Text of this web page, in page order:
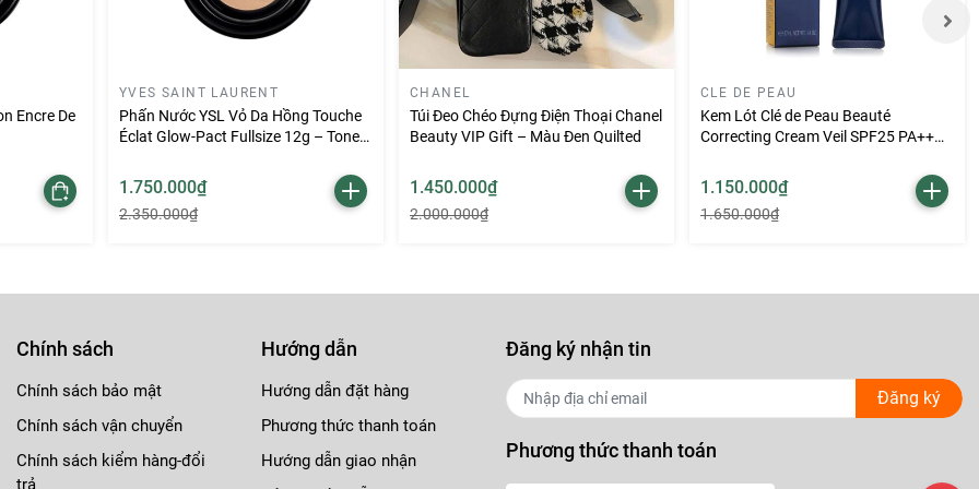
của NARS đã thành công ngay khi ra mắt. Câu chuyện làm đẹp của NARS cũng
sự thể hiện bản thân và tính nghệ thuật vô hạn. Chính vì thế mà cứ tiếp nổi bộ sưu
Nars 209với ánh hồng san hô đầy tinh tế mang đến cho nàng vẻ ngoài ấm áp và nhẹ
ánh sáng lấp lánh; làm nối bật đôi môi và tạo nên vẻ đẹp tinh tế, đậm chất nữ
Encre De
YVES SAINT LAURENT
Phấn Nước YSL Vỏ Da Hồng Touche
Éclat Glow-Pact Fullsize 12g – Tone
1.750.000₫
2.350.000₫
CHANEL
Túi Đeo Chéo Đựng Điện Thoại Chanel
Beauty VIP Gift – Màu Đen Quilted
1.450.000₫
2.000.000₫
CLE DE PEAU
Kem Lót Clé de Peau Beauté
Correcting Cream Veil SPF25 PA++
1.150.000₫
1.650.000₫
Chính sách
Chính sách bảo mật
Chính sách vận chuyển
Chính sách kiểm hàng-đổi
trả
Hướng dẫn
Hướng dẫn đặt hàng
Phương thức thanh toán
Hướng dẫn giao nhận
Đăng ký nhận tin
Đăng ký
Phương thức thanh toán